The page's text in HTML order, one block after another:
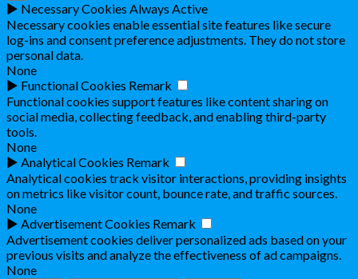
► Necessary Cookies Always Active
Necessary cookies enable essential site features like secure
log-ins and consent preference adjustments. They do not store
personal data.
None
► Functional Cookies Remark
Functional cookies support features like content sharing on
social media, collecting feedback, and enabling third-party
tools.
None
► Analytical Cookies Remark
Analytical cookies track visitor interactions, providing insights
on metrics like visitor count, bounce rate, and traffic sources.
None
► Advertisement Cookies Remark
Advertisement cookies deliver personalized ads based on your
previous visits and analyze the effectiveness of ad campaigns.
None